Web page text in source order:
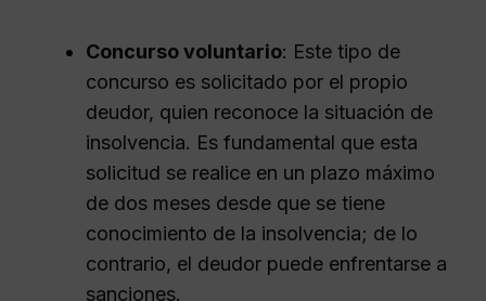
Concurso voluntario: Este tipo de
concurso es solicitado por el propio
deudor, quien reconoce la situación de
insolvencia. Es fundamental que esta
solicitud se realice en un plazo máximo
de dos meses desde que se tiene
conocimiento de la insolvencia; de lo
contrario, el deudor puede enfrentarse a
sanciones.